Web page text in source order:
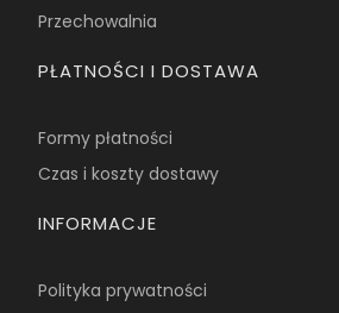
Przechowalnia
PŁATNOŚCI I DOSTAWA
Formy płatności
Czas i koszty dostawy
INFORMACJE
Polityka prywatności